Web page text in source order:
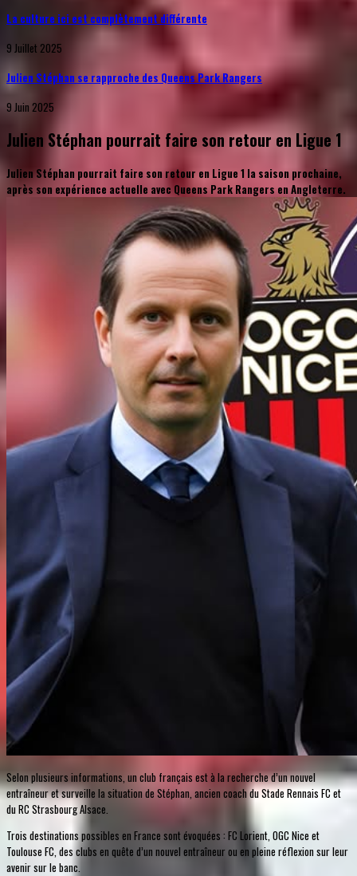
La culture ici est complètement différente
9 Juillet 2025
Julien Stéphan se rapproche des Queens Park Rangers
9 Juin 2025
Julien Stéphan pourrait faire son retour en Ligue 1
Julien Stéphan pourrait faire son retour en Ligue 1 la saison prochaine,
après son expérience actuelle avec Queens Park Rangers en Angleterre.
Selon plusieurs informations, un club français est à la recherche d’un nouvel
entraîneur et surveille la situation de Stéphan, ancien coach du Stade Rennais FC et
du RC Strasbourg Alsace.
Trois destinations possibles en France sont évoquées : FC Lorient, OGC Nice et
Toulouse FC, des clubs en quête d’un nouvel entraîneur ou en pleine réflexion sur leur
avenir sur le banc.